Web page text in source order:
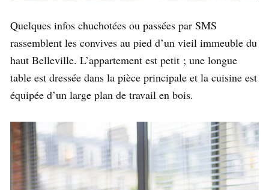
Quelques infos chuchotées ou passées par SMS
rassemblent les convives au pied d’un vieil immeuble du
haut Belleville. L’appartement est petit ; une longue
table est dressée dans la pièce principale et la cuisine est
équipée d’un large plan de travail en bois.